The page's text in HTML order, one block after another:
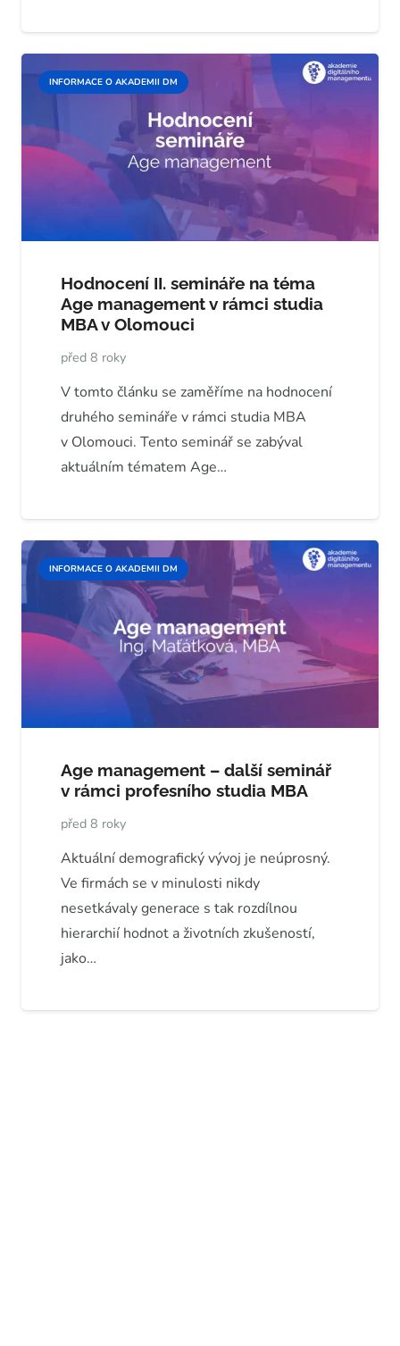
INFORMACE O AKADEMII DM
Hodnocení II. semináře na téma
Age management v rámci studia
MBA v Olomouci
před 8 roky
V tomto článku se zaměříme na hodnocení
druhého semináře v rámci studia MBA
v Olomouci. Tento seminář se zabýval
aktuálním tématem Age…
INFORMACE O AKADEMII DM
Age management – další seminář
v rámci profesního studia MBA
před 8 roky
Aktuální demografický vývoj je neúprosný.
Ve firmách se v minulosti nikdy
nesetkávaly generace s tak rozdílnou
hierarchií hodnot a životních zkušeností,
jako…